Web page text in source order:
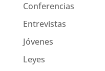
Conferencias
Entrevistas
Jóvenes
Leyes